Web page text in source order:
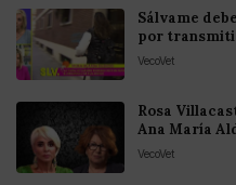
Sálvame
por
VecoVet
Rosa
Ana María
VecoVet